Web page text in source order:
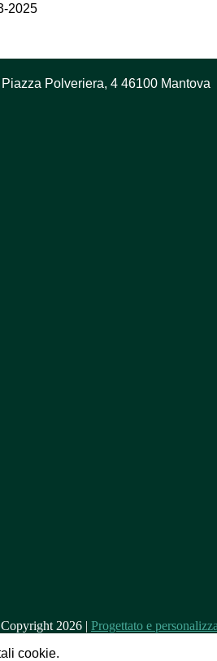
2025
Polveriera, 4 46100 Mantova
Copyright 2026 | Progettato e
cookie.